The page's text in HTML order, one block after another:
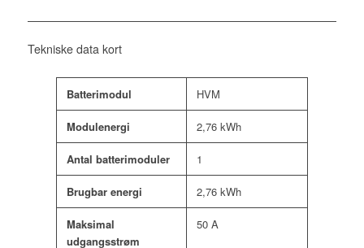
Tekniske data kort
Batterimodul HVM
Modulenergi 2,76 kWh
Antal batterimoduler 1
Brugbar energi 2,76 kWh
Maksimal
udgangsstrøm
50 A